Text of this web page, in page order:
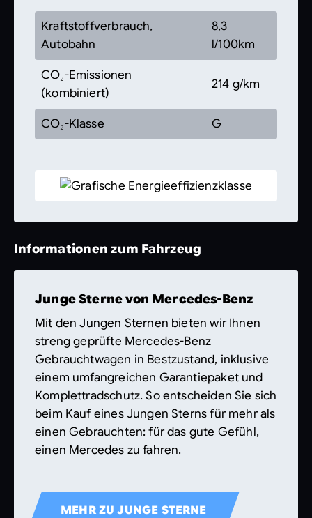
Kraftstoffverbrauch,
Autobahn
8,3
l/100km
CO₂-Emissionen
(kombiniert)
214 g/km
CO₂-Klasse G
Informationen zum Fahrzeug
Junge Sterne von Mercedes-Benz
Mit den Jungen Sternen bieten wir Ihnen
streng geprüfte Mercedes-Benz
Gebrauchtwagen in Bestzustand, inklusive
einem umfangreichen Garantiepaket und
Komplettradschutz. So entscheiden Sie sich
beim Kauf eines Jungen Sterns für mehr als
einen Gebrauchten: für das gute Gefühl,
einen Mercedes zu fahren.
MEHR ZU JUNGE STERNE